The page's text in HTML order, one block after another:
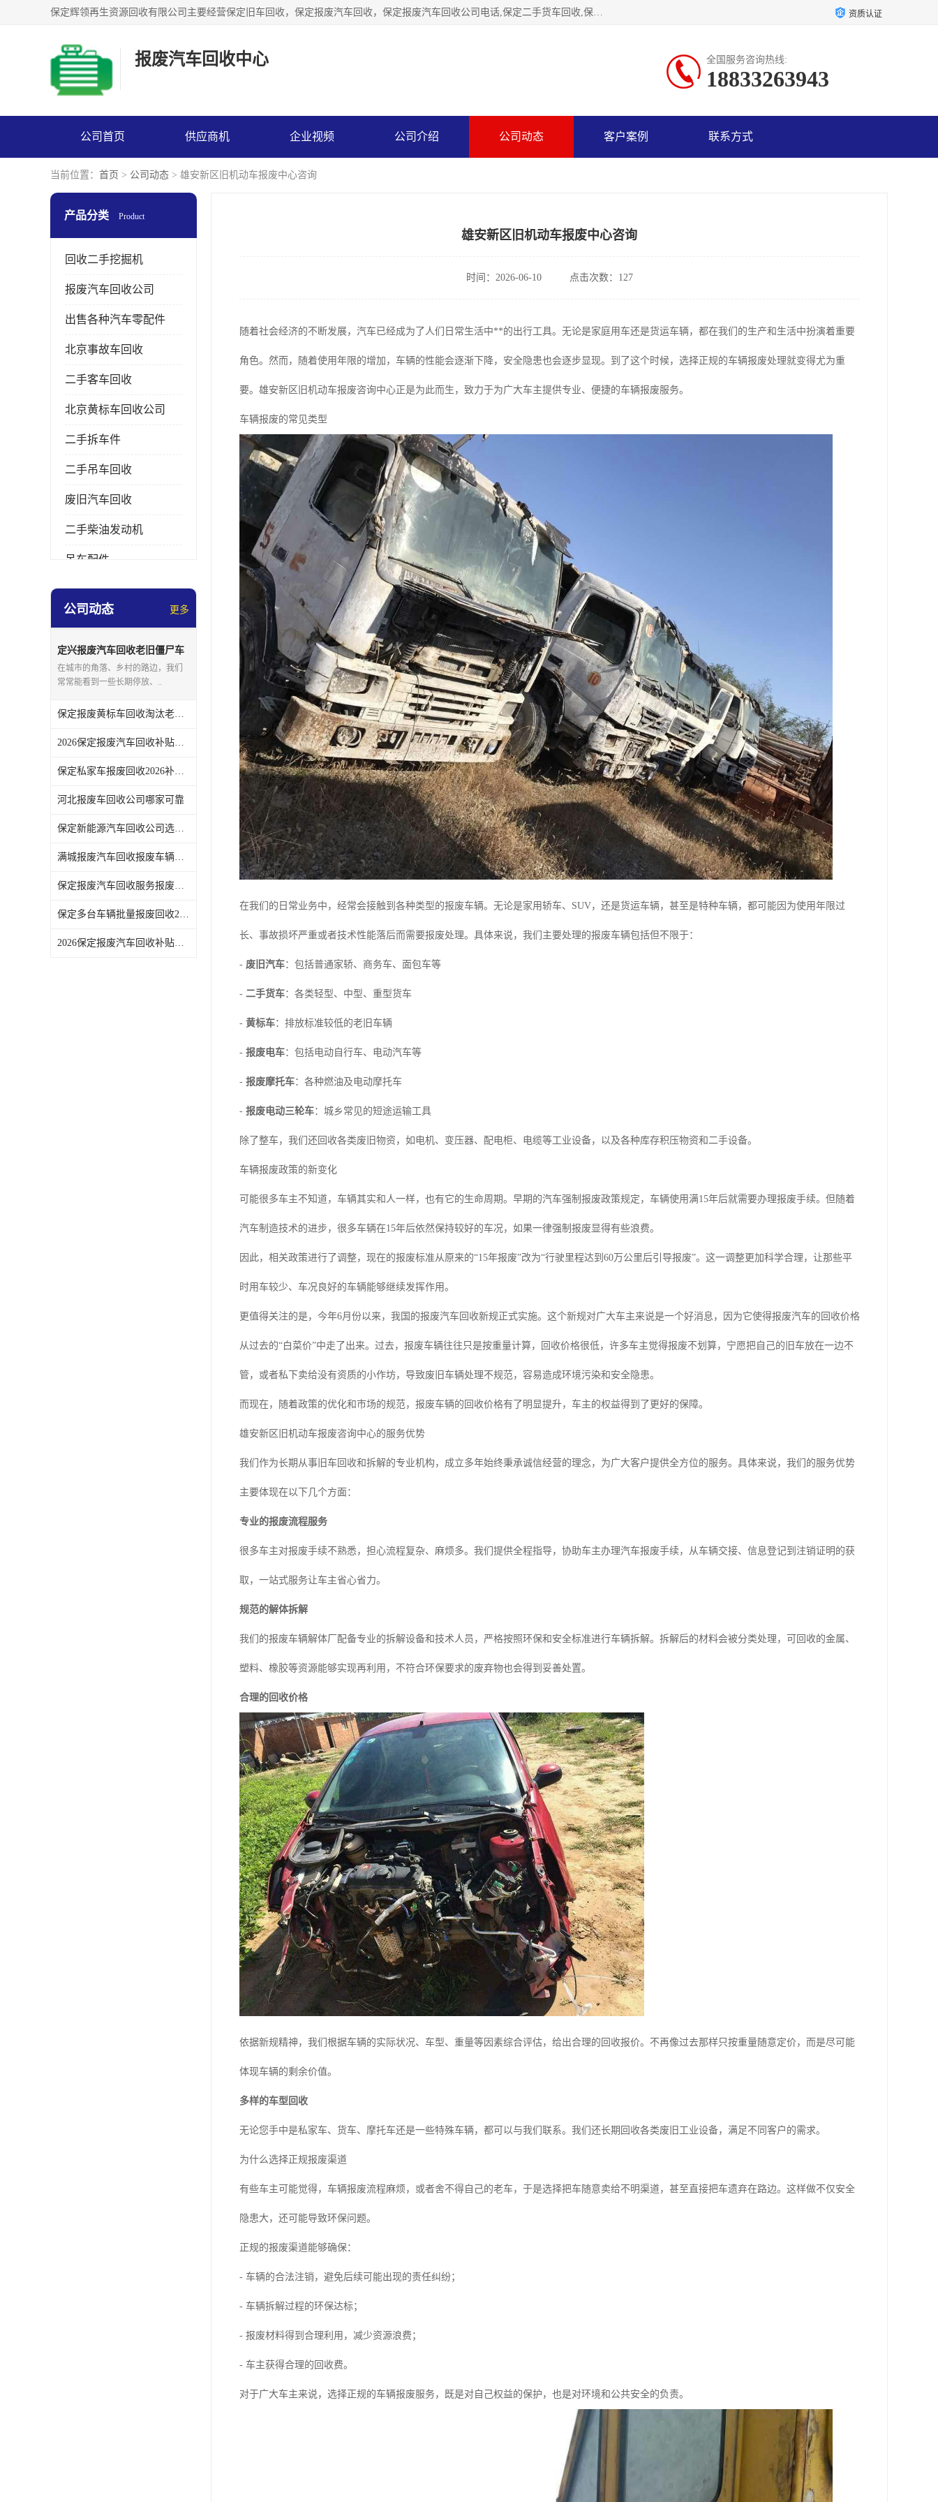
保定辉领再生资源回收有限公司主要经营保定旧车回收，保定报废汽车回收，保定报废汽车回收公司电话,保定二手货车回收,保定黄标车回收, 保定黄标车回收，保定哪里收报废车，保定废旧汽车回收，保定汽车报废手续办理，保定汽车解体厂。将通过采取区域限行促进淘汰、经济补助激励新、加大上路*法处罚、加强达标排放监管等综合措施，对老旧机动车逐步实行末位淘汰，加快老旧机动车淘汰新 资质认证
报废汽车回收中心 全国服务咨询热线:
18833263943
公司首页 供应商机 企业视频 公司介绍 公司动态 客户案例 联系方式
当前位置： 首页 > 公司动态 > 雄安新区旧机动车报废中心咨询
产品分类 Product
回收二手挖掘机
报废汽车回收公司
出售各种汽车零配件
北京事故车回收
二手客车回收
北京黄标车回收公司
二手拆车件
二手吊车回收
废旧汽车回收
二手柴油发动机
吊车配件
挖掘机拆车件
公司动态 更多
定兴报废汽车回收老旧僵尸车
上门回收处理
在城市的角落、乡村的路边，我们
常常能看到一些长期停放、..
保定报废黄标车回收淘汰老旧车辆领取补贴
2026保定报废汽车回收补贴发放注意事项
保定私家车报废回收2026补贴发放时间说明
河北报废车回收公司哪家可靠
保定新能源汽车回收公司选哪家
满城报废汽车回收报废车辆残值实时报价
保定报废汽车回收服务报废手续全程代办不用跑腿
保定多台车辆批量报废回收2026补贴政策
2026保定报废汽车回收补贴申领常见问题汇总
雄安新区旧机动车报废中心咨询
时间：2026-06-10 点击次数：127
随着社会经济的不断发展，汽车已经成为了人们日常生活中**的出行工具。无论是家庭用车还是货运车辆，都在我们的生产和生活中扮演着重要
角色。然而，随着使用年限的增加，车辆的性能会逐渐下降，安全隐患也会逐步显现。到了这个时候，选择正规的车辆报废处理就变得尤为重
要。雄安新区旧机动车报废咨询中心正是为此而生，致力于为广大车主提供专业、便捷的车辆报废服务。
车辆报废的常见类型
在我们的日常业务中，经常会接触到各种类型的报废车辆。无论是家用轿车、SUV，还是货运车辆，甚至是特种车辆，都可能因为使用年限过
长、事故损坏严重或者技术性能落后而需要报废处理。具体来说，我们主要处理的报废车辆包括但不限于：
- 废旧汽车：包括普通家轿、商务车、面包车等
- 二手货车：各类轻型、中型、重型货车
- 黄标车：排放标准较低的老旧车辆
- 报废电车：包括电动自行车、电动汽车等
- 报废摩托车：各种燃油及电动摩托车
- 报废电动三轮车：城乡常见的短途运输工具
除了整车，我们还回收各类废旧物资，如电机、变压器、配电柜、电缆等工业设备，以及各种库存积压物资和二手设备。
车辆报废政策的新变化
可能很多车主不知道，车辆其实和人一样，也有它的生命周期。早期的汽车强制报废政策规定，车辆使用满15年后就需要办理报废手续。但随着
汽车制造技术的进步，很多车辆在15年后依然保持较好的车况，如果一律强制报废显得有些浪费。
因此，相关政策进行了调整，现在的报废标准从原来的“15年报废”改为“行驶里程达到60万公里后引导报废”。这一调整更加科学合理，让那些平
时用车较少、车况良好的车辆能够继续发挥作用。
更值得关注的是，今年6月份以来，我国的报废汽车回收新规正式实施。这个新规对广大车主来说是一个好消息，因为它使得报废汽车的回收价格
从过去的“白菜价”中走了出来。过去，报废车辆往往只是按重量计算，回收价格很低，许多车主觉得报废不划算，宁愿把自己的旧车放在一边不
管，或者私下卖给没有资质的小作坊，导致废旧车辆处理不规范，容易造成环境污染和安全隐患。
而现在，随着政策的优化和市场的规范，报废车辆的回收价格有了明显提升，车主的权益得到了更好的保障。
雄安新区旧机动车报废咨询中心的服务优势
我们作为长期从事旧车回收和拆解的专业机构，成立多年始终秉承诚信经营的理念，为广大客户提供全方位的服务。具体来说，我们的服务优势
主要体现在以下几个方面：
专业的报废流程服务
很多车主对报废手续不熟悉，担心流程复杂、麻烦多。我们提供全程指导，协助车主办理汽车报废手续，从车辆交接、信息登记到注销证明的获
取，一站式服务让车主省心省力。
规范的解体拆解
我们的报废车辆解体厂配备专业的拆解设备和技术人员，严格按照环保和安全标准进行车辆拆解。拆解后的材料会被分类处理，可回收的金属、
塑料、橡胶等资源能够实现再利用，不符合环保要求的废弃物也会得到妥善处置。
合理的回收价格
依据新规精神，我们根据车辆的实际状况、车型、重量等因素综合评估，给出合理的回收报价。不再像过去那样只按重量随意定价，而是尽可能
体现车辆的剩余价值。
多样的车型回收
无论您手中是私家车、货车、摩托车还是一些特殊车辆，都可以与我们联系。我们还长期回收各类废旧工业设备，满足不同客户的需求。
为什么选择正规报废渠道
有些车主可能觉得，车辆报废流程麻烦，或者舍不得自己的老车，于是选择把车随意卖给不明渠道，甚至直接把车遗弃在路边。这样做不仅安全
隐患大，还可能导致环保问题。
正规的报废渠道能够确保：
- 车辆的合法注销，避免后续可能出现的责任纠纷；
- 车辆拆解过程的环保达标；
- 报废材料得到合理利用，减少资源浪费；
- 车主获得合理的回收费。
对于广大车主来说，选择正规的车辆报废服务，既是对自己权益的保护，也是对环境和公共安全的负责。